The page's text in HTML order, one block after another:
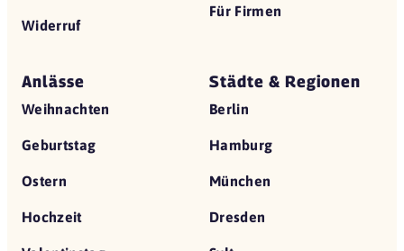
Widerruf
Für Firmen
Anlässe
Weihnachten
Geburtstag
Ostern
Hochzeit
Städte & Regionen
Berlin
Hamburg
München
Dresden